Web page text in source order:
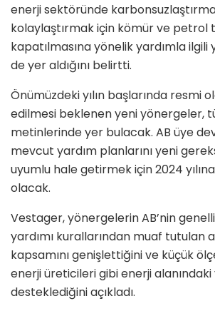
enerji sektöründe
kolaylaştırmak için kömür ve petrol
kapatılmasına yönelik yardımla
de yer aldığını belirtti.
Önümüzdeki yılın başlarında resmi
edilmesi beklenen yeni yönergeler,
metinlerinde yer bulacak. AB üye
mevcut yardım planlarını yeni
uyumlu hale getirmek için 2024
olacak.
Vestager, yönergelerin AB’nin
yardımı kurallarından muaf tutulan
kapsamını genişlettiğini ve küçük
enerji üreticileri gibi enerji alanındaki
desteklediğini açıkladı.